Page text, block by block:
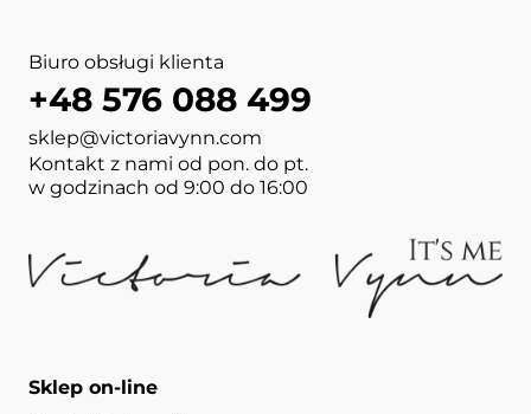
Biuro obsługi klienta
+48 576 088 499
sklep@victoriavynn.com
Kontakt z nami od pon. do pt.
w godzinach od 9:00 do 16:00
Sklep on-line